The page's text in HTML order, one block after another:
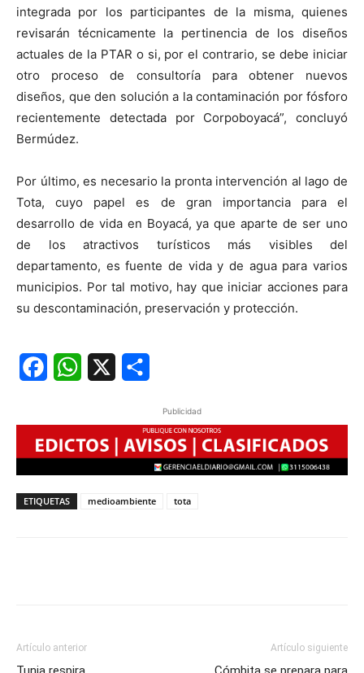
integrada por los participantes de la misma, quienes
revisarán técnicamente la pertinencia de los diseños
actuales de la PTAR o si, por el contrario, se debe iniciar
otro proceso de consultoría para obtener nuevos
diseños, que den solución a la contaminación por fósforo
recientemente detectada por Corpoboyacá”, concluyó
Bermúdez.
Por último, es necesario la pronta intervención al lago de
Tota, cuyo papel es de gran importancia para el
desarrollo de vida en Boyacá, ya que aparte de ser uno
de los atractivos turísticos más visibles del
departamento, es fuente de vida y de agua para varios
municipios. Por tal motivo, hay que iniciar acciones para
su descontaminación, preservación y protección.
FacebookWhatsApp
Publicidad
ETIQUETAS medioambiente tota
Artículo anterior Artículo siguiente